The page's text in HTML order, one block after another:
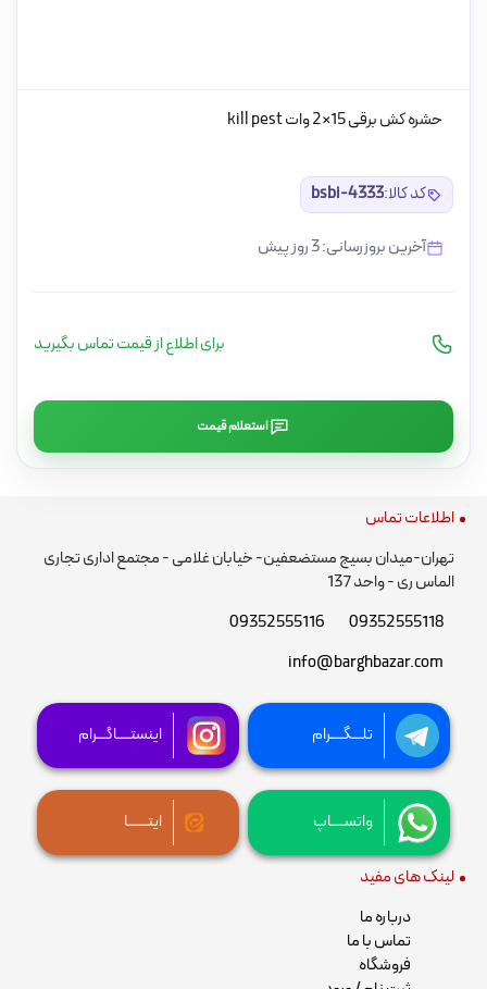
حشره کش برقی 15×2 وات kill pest
کد کالا:bsbi-4333
آخرین بروزرسانی: 3 روز پیش
برای اطلاع از قیمت تماس بگیرید
استعلام قیمت
اطلاعات تماس
تهران-میدان بسیج مستضعفین- خیابان غلامی - مجتمع اداری تجاری
الماس ری - واحد 137
09352555118
09352555116
info@barghbazar.com
تلـــگــــرام اینستــــاگـــرام
واتســــاپ ایتــــــا
لینک های مفید
درباره ما
تماس با ما
فروشگاه